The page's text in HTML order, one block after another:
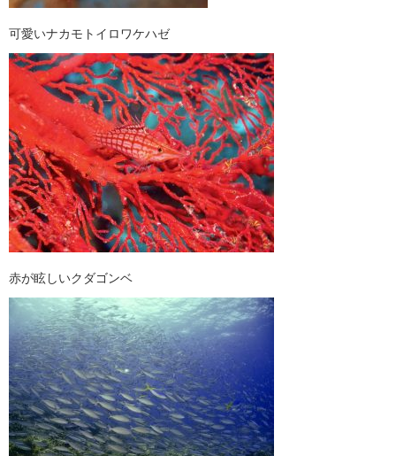
可愛いナカモトイロワケハゼ
赤が眩しいクダゴンベ